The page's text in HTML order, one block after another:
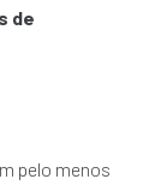
de
pelo menos